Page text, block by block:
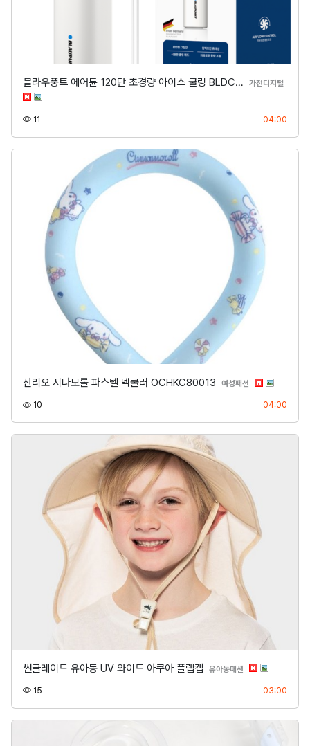
블라우풍트 에어튠 120단 초경량 아이스 쿨링 BLDC… 가전디지털
11 04:00
산리오 시나모롤 파스텔 넥쿨러 OCHKC80013 여성패션 분류
10 04:00
썬글레이드 유아동 UV 와이드 아쿠아 플랩캡 유아동패션 분류
15 03:00